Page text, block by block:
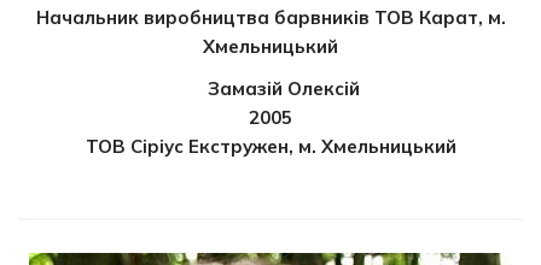
Начальник виробництва барвників ТОВ Карат, м.
Хмельницький
Замазій Олексій
2005
ТОВ Сіріус Екстружен, м. Хмельницький